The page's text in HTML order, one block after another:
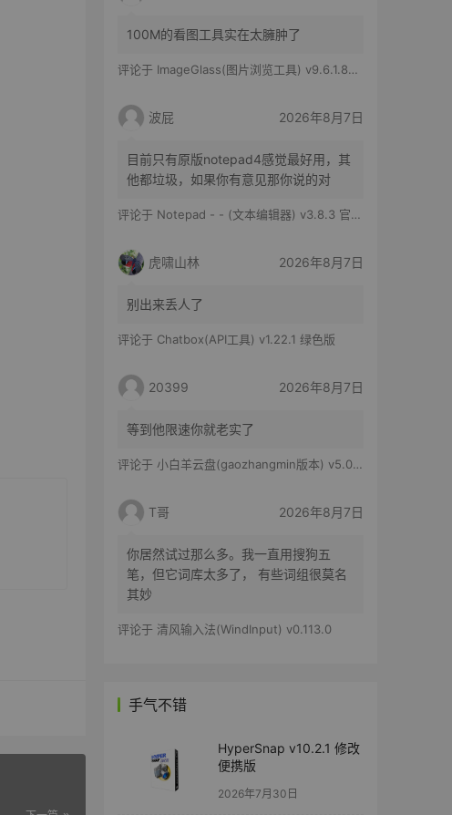
100M的看图工具实在太臃肿了
评论于 ImageGlass(图片浏览工具) v9.6.1.807 官方便携版
波屁 2026年8月7日
目前只有原版notepad4感觉最好用，其
他都垃圾，如果你有意见那你说的对
评论于 Notepad - - (文本编辑器) v3.8.3 官方版
虎啸山林 2026年8月7日
别出来丢人了
评论于 Chatbox(API工具) v1.22.1 绿色版
20399 2026年8月7日
等到他限速你就老实了
评论于 小白羊云盘(gaozhangmin版本) v5.0.14
T哥 2026年8月7日
你居然试过那么多。我一直用搜狗五
笔，但它词库太多了， 有些词组很莫名
其妙
评论于 清风输入法(WindInput) v0.113.0
手气不错
HyperSnap v10.2.1 修改
便携版
2026年7月30日